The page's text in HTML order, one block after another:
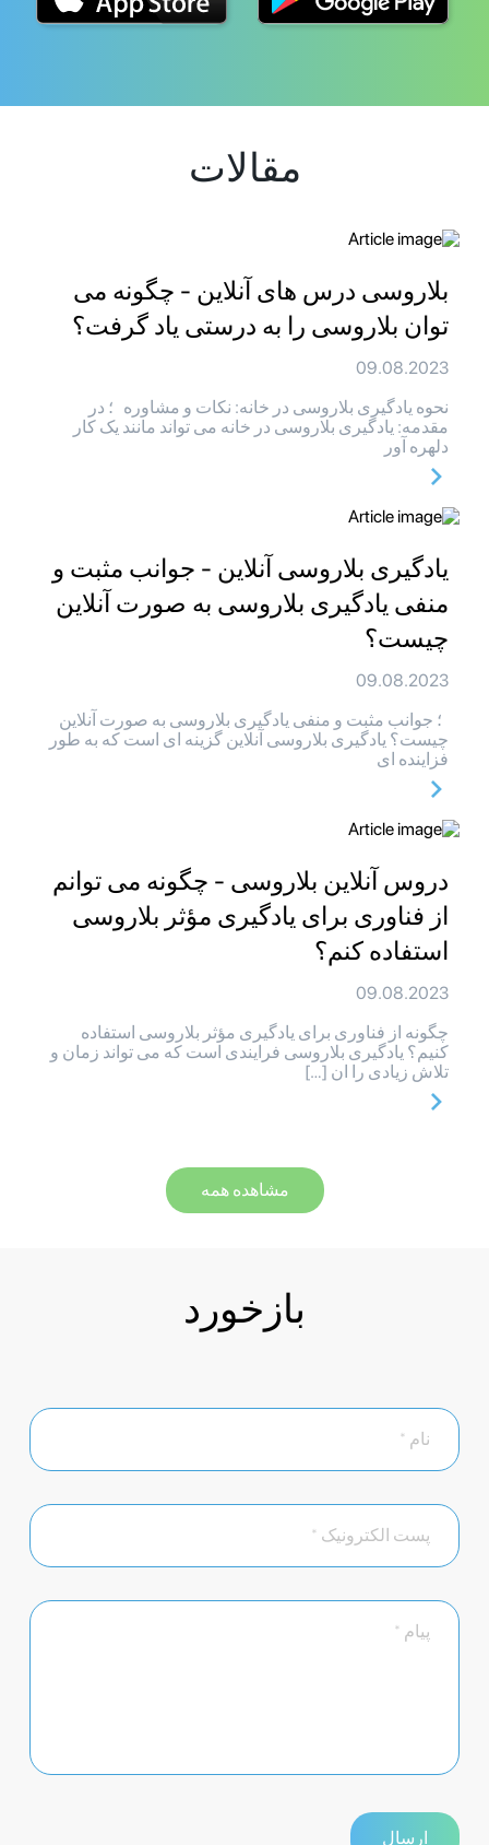
مقالات
بلاروسی درس های آنلاین - چگونه می
توان بلاروسی را به درستی یاد گرفت؟
09.08.2023
نحوه یادگیری بلاروسی در خانه: نکات و مشاوره ؛ در
مقدمه: یادگیری بلاروسی در خانه می تواند مانند یک کار
دلهره آور
یادگیری بلاروسی آنلاین - جوانب مثبت و
منفی یادگیری بلاروسی به صورت آنلاین
چیست؟
09.08.2023
؛ جوانب مثبت و منفی یادگیری بلاروسی به صورت آنلاین
چیست؟ یادگیری بلاروسی آنلاین گزینه ای است که به طور
فزاینده ای
دروس آنلاین بلاروسی - چگونه می توانم
از فناوری برای یادگیری مؤثر بلاروسی
استفاده کنم؟
09.08.2023
چگونه از فناوری برای یادگیری مؤثر بلاروسی استفاده
کنیم؟ یادگیری بلاروسی فرایندی است که می تواند زمان و
تلاش زیادی را ان […]
مشاهده همه
بازخورد